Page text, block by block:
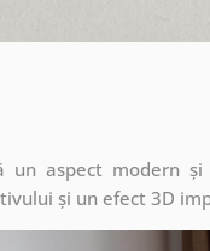
aspect modern
și un efect 3D